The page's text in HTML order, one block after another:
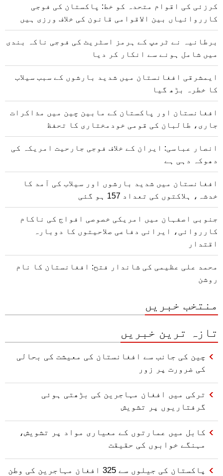
کرزئی کی اقوام متحدہ کو خط: پاکستان کی فوجی
کارروائیاں بین الاقوامی قانون کی خلاف ورزی ہیں
برطانیہ نے ٹرمپ کے ہرمز اسٹریٹ کی فوجی ناکہ بندی
میں شامل ہونے سے انکار کر دیا
ایمشرقی افغانستان میں شدید بارشوں کے سبب سیلاب
کا خطرہ بڑھ گیا
افغانستان اور پاکستان کے مابین چین میں مذاکرات
جاری، طالبان کی قومی خودمختاری کا تحفظ
انصار عباسی: ایران کے خلاف فوجی جارحیت امریکہ کی
دھوکہ دہی ہے
افغانستان میں شدید بارشوں اور سیلاب کی آمد کا
خدشہ، ہلاکتوں کی تعداد 157 ہو گئی
جنوبی اصفہان میں امریکی خصوصی افواج کی ناکام
کارروائی، ایرانی دفاعی صلاحیتوں کا دوبارہ
اقتدار
محمد علی عظیمی کی شاندار فتح: افغانستان کا نام
روشن
منتخب خبریں
تازہ ترین خبریں
چین کی جانب سے افغانستان کی معیشت کی بحالی
کی ضرورت پر زور
ترکی میں افغان مہاجرین کی بڑھتی ہوئی
گرفتاریوں پر تشویش
کابل میں عمارتوں کے معیاری مواد پر تشویش،
مہنگے خوابوں کی حقیقت
پاکستان کی جیلوں سے 325 افغان مہاجرین کی وطن